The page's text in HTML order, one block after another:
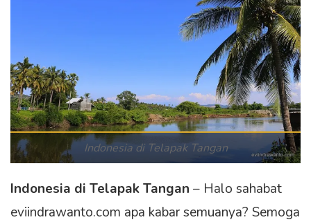
Indonesia di Telapak Tangan
Indonesia di Telapak Tangan – Halo sahabat
eviindrawanto.com apa kabar semuanya? Semoga